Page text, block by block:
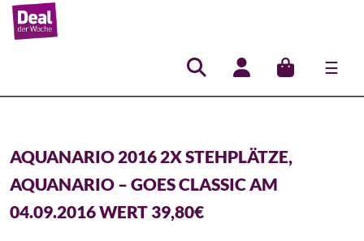
☰
Hauptnavigation
AQUANARIO 2016 2X STEHPLÄTZE,
AQUANARIO – GOES CLASSIC AM
04.09.2016 WERT 39,80€